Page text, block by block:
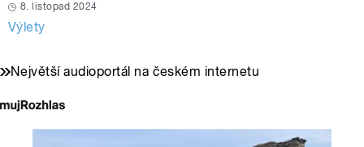
8. listopad 2024
Výlety
Největší audioportál na českém internetu